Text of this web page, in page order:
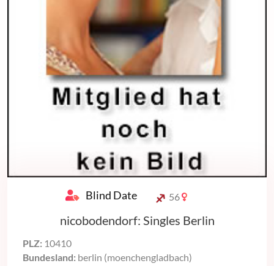
Blind Date 56
nicobodendorf: Singles Berlin
PLZ: 10410
Bundesland: berlin (moenchengladbach)